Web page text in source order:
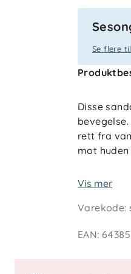
Se flere
Disse
rett fra
mot
Den lette
barn er et
Vis mer
Varekode:
EAN: